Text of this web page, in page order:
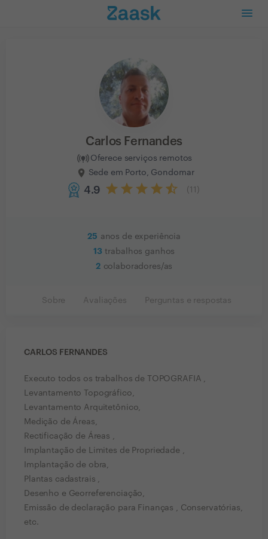
Carlos Fernandes
Oferece serviços remotos
Sede em Porto, Gondomar
4.9 11
25 anos de experiência
13 trabalhos ganhos
2 colaboradores/as
Sobre Avaliações Perguntas e respostas
CARLOS FERNANDES
Executo todos os trabalhos de TOPOGRAFIA ,
Levantamento Topográfico,
Levantamento Arquitetônico,
Medição de Áreas,
Rectificação de Áreas ,
Implantação de Limites de Propriedade ,
Implantação de obra,
Plantas cadastrais ,
Desenho e Georreferenciação,
Emissão de declaração para Finanças , Conservatórias,
etc.